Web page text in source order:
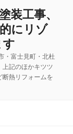
装工事、
にリゾ
す
・富士見町・北杜
記のほかキツツ
熱リフォームを